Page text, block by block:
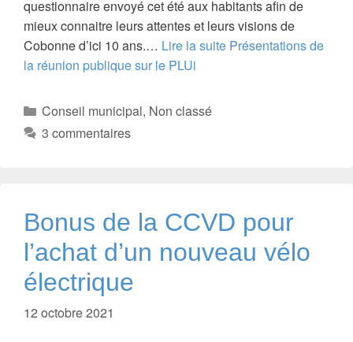
questionnaire envoyé cet été aux habitants afin de
mieux connaitre leurs attentes et leurs visions de
Cobonne d’ici 10 ans.… Lire la suite Présentations de
la réunion publique sur le PLUi
Catégories
Conseil municipal, Non classé
3 commentaires
Bonus de la CCVD pour
l’achat d’un nouveau vélo
électrique
12 octobre 2021